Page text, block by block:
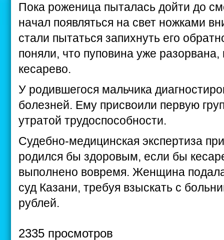
Пока роженица пыталась дойти до
начал появляться на свет ножками
стали пытаться запихнуть его
поняли, что пуповина уже разорвана,
кесарево.
У родившегося мальчика
болезней. Ему присвоили первую
утратой трудоспособности.
Судебно-медицинская экспертиза
родился бы здоровым, если бы
выполнено вовремя. Женщина
суд Казани, требуя взыскать с
рублей.
2335 просмотров